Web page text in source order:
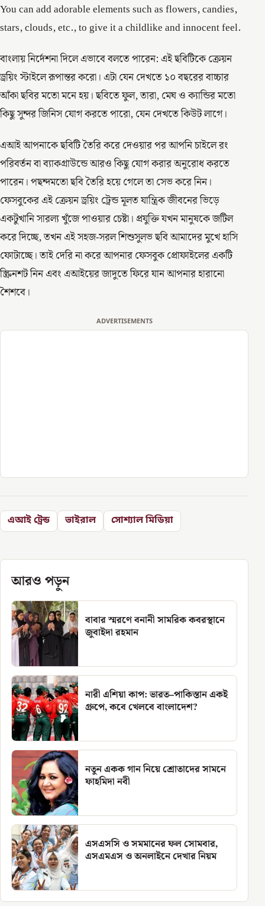
You can add adorable elements such as flowers, candies,
stars, clouds, etc., to give it a childlike and innocent feel.
বাংলায় নির্দেশনা দিলে এভাবে বলতে পারেন: এই ছবিটিকে ক্রেয়ন
ড্রয়িং স্টাইলে রূপান্তর করো। এটা যেন দেখতে ১০ বছরের বাচ্চার
আঁকা ছবির মতো মনে হয়। ছবিতে ফুল, তারা, মেঘ ও ক্যান্ডির মতো
কিছু সুন্দর জিনিস যোগ করতে পারো, যেন দেখতে কিউট লাগে।
এআই আপনাকে ছবিটি তৈরি করে দেওয়ার পর আপনি চাইলে রং
পরিবর্তন বা ব্যাকগ্রাউন্ডে আরও কিছু যোগ করার অনুরোধ করতে
পারেন। পছন্দমতো ছবি তৈরি হয়ে গেলে তা সেভ করে নিন।
ফেসবুকের এই ক্রেয়ন ড্রয়িং ট্রেন্ড মূলত যান্ত্রিক জীবনের ভিড়ে
একটুখানি সারল্য খুঁজে পাওয়ার চেষ্টা। প্রযুক্তি যখন মানুষকে জটিল
করে দিচ্ছে, তখন এই সহজ-সরল শিশুসুলভ ছবি আমাদের মুখে হাসি
ফোটাচ্ছে। তাই দেরি না করে আপনার ফেসবুক প্রোফাইলের একটি
স্ক্রিনশট নিন এবং এআইয়ের জাদুতে ফিরে যান আপনার হারানো
শৈশবে।
ADVERTISEMENTS
এআই ট্রেন্ড ভাইরাল সোশ্যাল মিডিয়া
আরও পড়ুন
বাবার স্মরণে বনানী সামরিক কবরস্থানে
জুবাইদা রহমান
নারী এশিয়া কাপ: ভারত–পাকিস্তান একই
গ্রুপে, কবে খেলবে বাংলাদেশ?
নতুন একক গান নিয়ে শ্রোতাদের সামনে
ফাহমিদা নবী
এসএসসি ও সমমানের ফল সোমবার,
এসএমএস ও অনলাইনে দেখার নিয়ম